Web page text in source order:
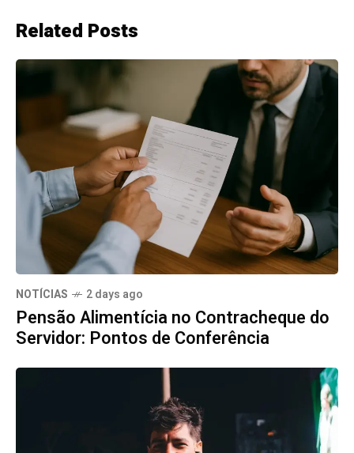
Related Posts
NOTÍCIAS 2 days ago
Pensão Alimentícia no Contracheque do
Servidor: Pontos de Conferência